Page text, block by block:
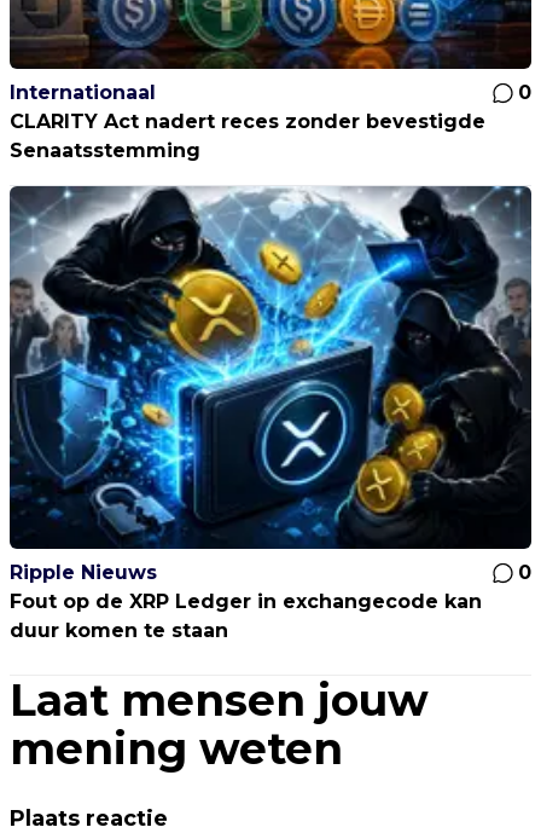
Internationaal
0
CLARITY Act nadert reces zonder bevestigde
Senaatsstemming
Ripple Nieuws
0
Fout op de XRP Ledger in exchangecode kan
duur komen te staan
Laat mensen jouw
mening weten
Plaats reactie